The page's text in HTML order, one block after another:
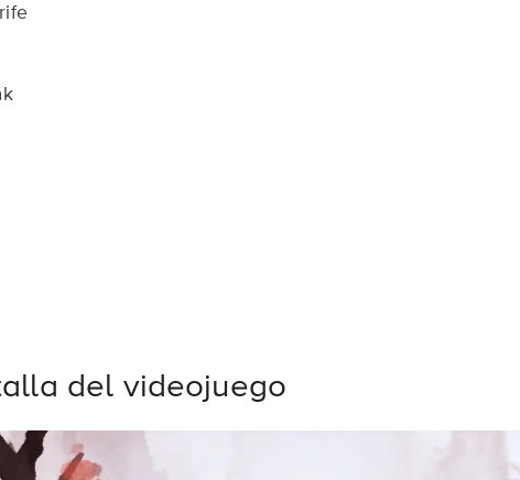
del videojuego